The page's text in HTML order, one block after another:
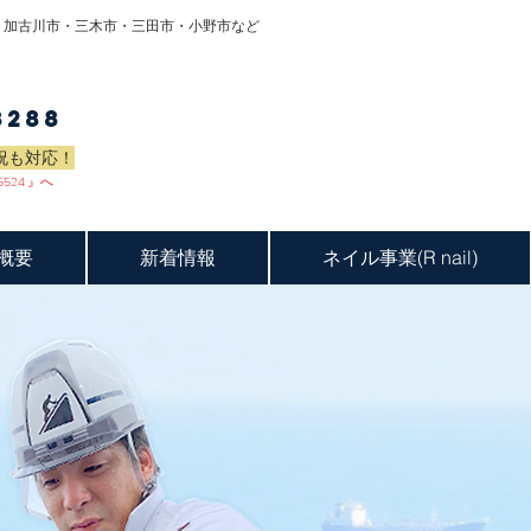
古川市・三木市・三田市・小野市など
も対応！
』へ
要 新着情報 ネイル事業(R nail)